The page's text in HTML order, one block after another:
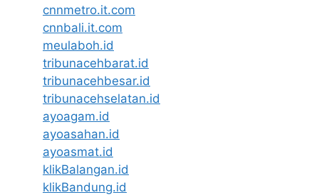
cnnmetro.it.com
cnnbali.it.com
meulaboh.id
tribunacehbarat.id
tribunacehbesar.id
tribunacehselatan.id
ayoagam.id
ayoasahan.id
ayoasmat.id
klikBalangan.id
klikBandung.id